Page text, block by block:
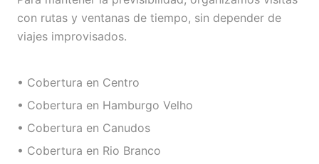
con rutas y ventanas de tiempo, sin depender de
viajes improvisados.
• Cobertura en Centro
• Cobertura en Hamburgo Velho
• Cobertura en Canudos
• Cobertura en Rio Branco